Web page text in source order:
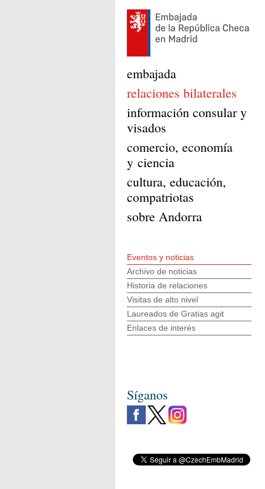
embajada
relaciones bilaterales
información consular y
visados
comercio, economía
y ciencia
cultura, educación,
compatriotas
sobre Andorra
Eventos y noticias
Archivo de noticias
Historia de relaciones
Visitas de alto nivel
Laureados de Gratias agit
Enlaces de interés
Síganos